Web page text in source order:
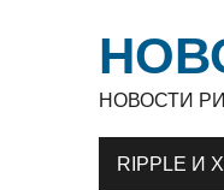
НОВОСТИ
RIPPLE И